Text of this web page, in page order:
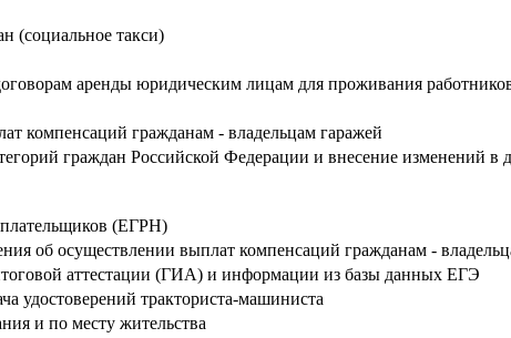
(социальное такси)
аренды юридическим лицам для проживания
компенсаций гражданам - владельцам гаражей
граждан Российской Федерации и внесение изменений в
(ЕГРН)
об осуществлении выплат компенсаций гражданам -
аттестации (ГИА) и информации из базы данных ЕГЭ
удостоверений тракториста-машиниста
и по месту жительства